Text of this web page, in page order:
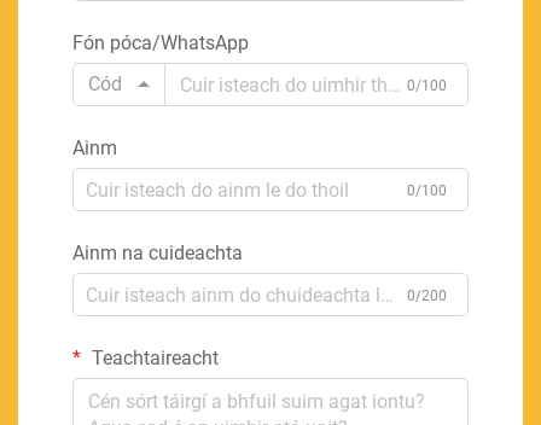
Fón póca/WhatsApp
Cód
0/100
Ainm
0/100
Ainm na cuideachta
0/200
Teachtaireacht